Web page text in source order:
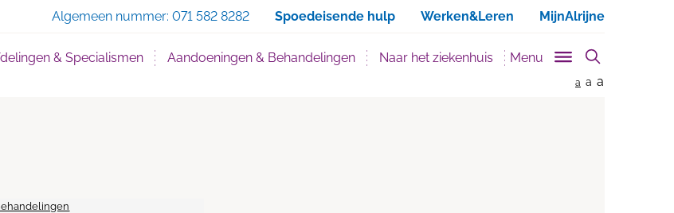
Algemeen nummer: 071 582 8282 Spoedeisende hulp Werken&Leren MijnAlrijne
& Specialismen Aandoeningen & Behandelingen Naar het ziekenhuis Menu
a a a